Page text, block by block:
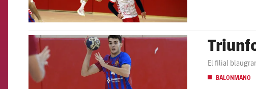
FCB Barcelona badge
El filial
BALONMANO